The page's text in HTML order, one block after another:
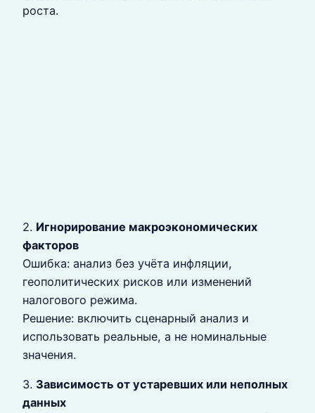
роста.
2. Игнорирование макроэкономических
факторов
Ошибка: анализ без учёта инфляции,
геополитических рисков или изменений
налогового режима.
Решение: включить сценарный анализ и
использовать реальные, а не номинальные
значения.
3. Зависимость от устаревших или неполных
данных